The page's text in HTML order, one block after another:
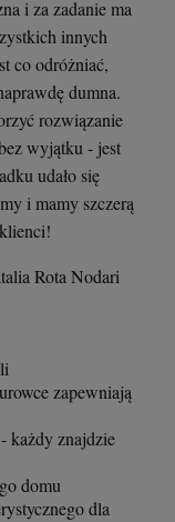
i za zadanie ma
innych
co odróżniać,
dumna.
rozwiązanie
wyjątku - jest
udało się
i mamy szczerą
Rota Nodari
zapewniają
każdy znajdzie
domu
dla